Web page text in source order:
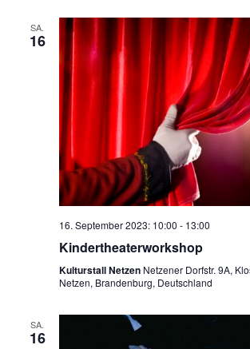
SA.
16
16. September 2023: 10:00 - 13:00
Kindertheaterworkshop
Kulturstall Netzen Netzener Dorfstr. 9A,
Netzen, Brandenburg, Deutschland
SA.
16